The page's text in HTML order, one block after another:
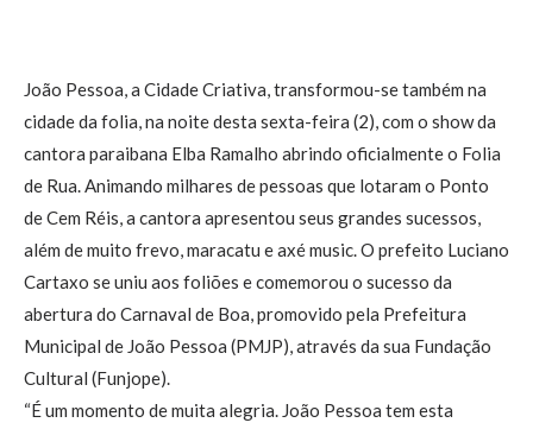
João Pessoa, a Cidade Criativa, transformou-se também na
cidade da folia, na noite desta sexta-feira (2), com o show da
cantora paraibana Elba Ramalho abrindo oficialmente o Folia
de Rua. Animando milhares de pessoas que lotaram o Ponto
de Cem Réis, a cantora apresentou seus grandes sucessos,
além de muito frevo, maracatu e axé music. O prefeito Luciano
Cartaxo se uniu aos foliões e comemorou o sucesso da
abertura do Carnaval de Boa, promovido pela Prefeitura
Municipal de João Pessoa (PMJP), através da sua Fundação
Cultural (Funjope).
“É um momento de muita alegria. João Pessoa tem esta